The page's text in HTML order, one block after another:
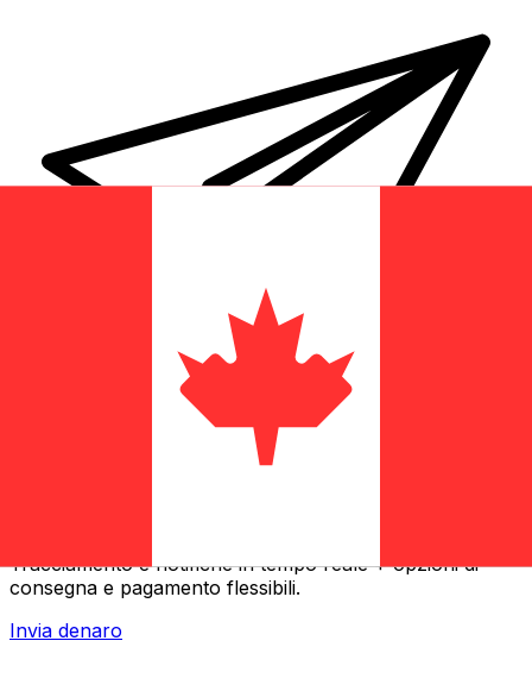
Tracciamento e notifiche in tempo reale + opzioni di
consegna e pagamento flessibili.
Invia denaro